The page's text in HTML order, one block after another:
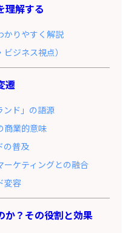
理解する
かりやすく解説
ジネス視点）
遷
ンド」の語源
商業的意味
の普及
ーケティングとの融合
変容
か？その役割と効果